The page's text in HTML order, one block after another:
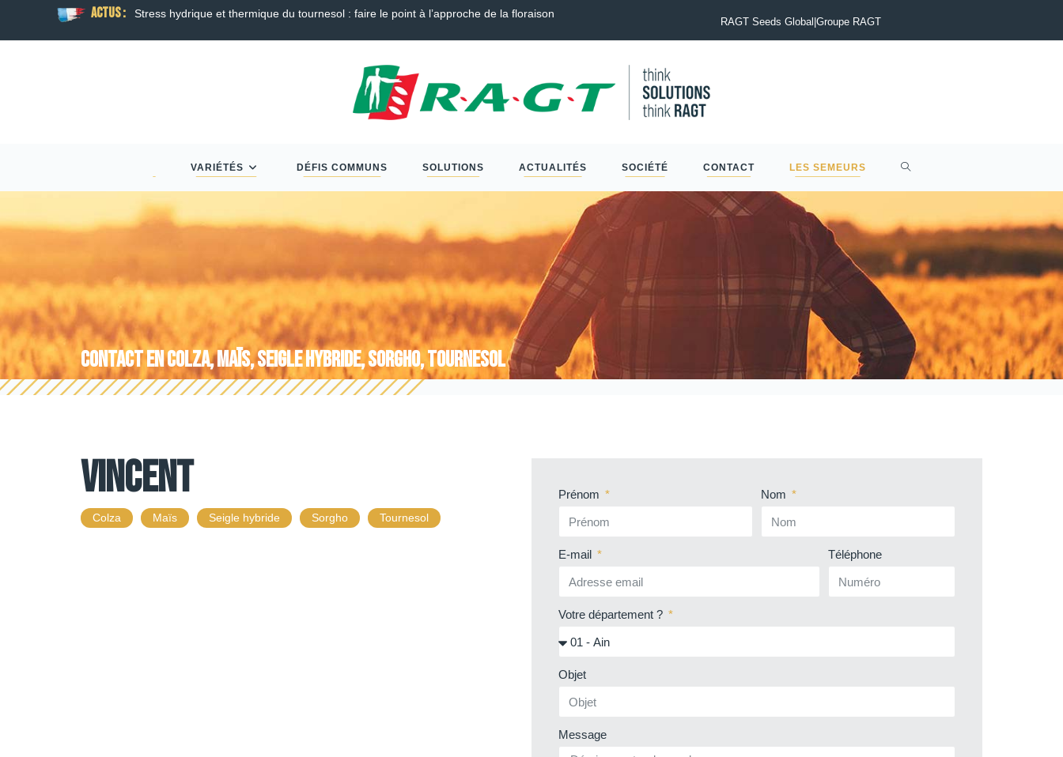
ACTUS : Guide Semis d’Automne 2026 : Colza, Blé Tendre, Couverts, Céréales à paille et Protéagineux…
RAGT Seeds Global|Groupe RAGT
VARIÉTÉS DÉFIS COMMUNS SOLUTIONS ACTUALITÉS SOCIÉTÉ CONTACT LES SEMEURS
Contact enColza,Maïs,Seigle hybride,Sorgho,Tournesol
Vincent
Colza Maïs Seigle hybride Sorgho Tournesol
Prénom Nom
E-mail Téléphone
Votre département ?
Objet
Message